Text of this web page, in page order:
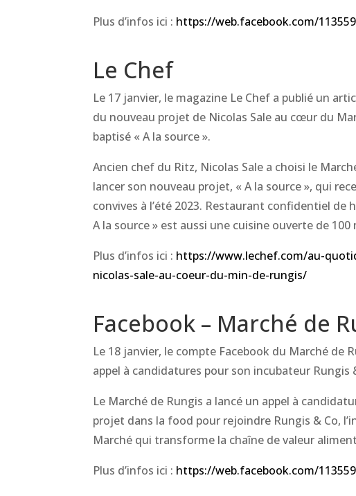
Plus d’infos ici : https://web.facebook.com/
Le Chef
Le 17 janvier, le magazine Le Chef a publié un
du nouveau projet de Nicolas Sale au cœur du
baptisé « A la source ».
Ancien chef du Ritz, Nicolas Sale a choisi le
lancer son nouveau projet, « A la source », qui
convives à l’été 2023. Restaurant confidentiel de
A la source » est aussi une cuisine ouverte de
Plus d’infos ici : https://www.lechef.com/au-
nicolas-sale-au-coeur-du-min-de-rungis/
Facebook – Marché de
Le 18 janvier, le compte Facebook du Marché de
appel à candidatures pour son incubateur Rungis
Le Marché de Rungis a lancé un appel à
projet dans la food pour rejoindre Rungis & Co,
Marché qui transforme la chaîne de valeur
Plus d’infos ici : https://web.facebook.com/